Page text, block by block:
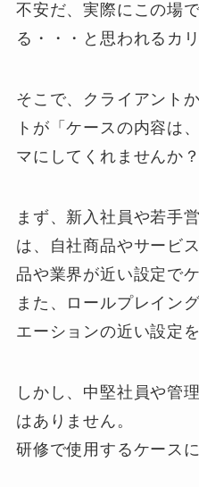
不安だ、実際にこの場
る・・・と思われるカ
そこで、クライアント
トが「ケースの内容は
マにしてくれませんか
まず、新入社員や若手
は、自社商品やサービ
品や業界が近い設定で
また、ロールプレイン
エーションの近い設定
しかし、中堅社員や管
はありません。
研修で使用するケース